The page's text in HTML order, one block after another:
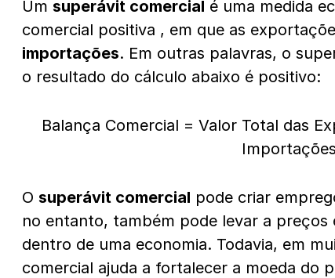
Um superávit comercial é uma medida
comercial positiva , em que as
importações. Em outras palavras, o
o resultado do cálculo abaixo é positivo:
Balança Comercial = Valor Total das
Importações
O superávit comercial pode criar
no entanto, também pode levar a preços
dentro de uma economia. Todavia, em
comercial ajuda a fortalecer a moeda do